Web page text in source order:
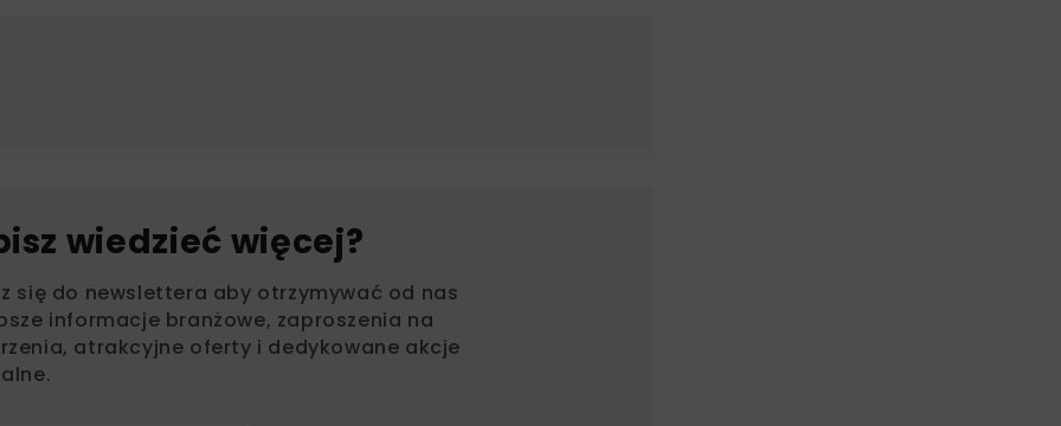
wiedzieć więcej?
się do newslettera aby otrzymywać od nas
informacje branżowe, zaproszenia na
atrakcyjne oferty i dedykowane akcje